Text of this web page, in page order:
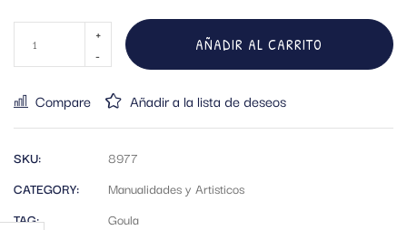
AÑADIR AL CARRITO
Compare Añadir a la lista de deseos
SKU:
8977
CATEGORY:
Manualidades y Artisticos
TAG:
Goula